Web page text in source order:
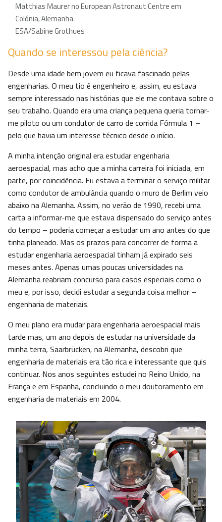
Matthias Maurer no European Astronaut Centre em
Colónia, Alemanha
ESA/Sabine Grothues
Quando se interessou pela ciência?
Desde uma idade bem jovem eu ficava fascinado pelas
engenharias. O meu tio é engenheiro e, assim, eu estava
sempre interessado nas histórias que ele me contava sobre o
seu trabalho. Quando era uma criança pequena queria tornar-
me piloto ou um condutor de carro de corrida Fórmula 1 –
pelo que havia um interesse técnico desde o início.
A minha intenção original era estudar engenharia
aeroespacial, mas acho que a minha carreira foi iniciada, em
parte, por coincidência. Eu estava a terminar o serviço militar
como condutor de ambulância quando o muro de Berlim veio
abaixo na Alemanha. Assim, no verão de 1990, recebi uma
carta a informar-me que estava dispensado do serviço antes
do tempo – poderia começar a estudar um ano antes do que
tinha planeado. Mas os prazos para concorrer de forma a
estudar engenharia aeroespacial tinham já expirado seis
meses antes. Apenas umas poucas universidades na
Alemanha reabriam concurso para casos especiais como o
meu e, por isso, decidi estudar a segunda coisa melhor –
engenharia de materiais.
O meu plano era mudar para engenharia aeroespacial mais
tarde mas, um ano depois de estudar na universidade da
minha terra, Saarbrücken, na Alemanha, descobri que
engenharia de materiais era tão rica e interessante que quis
continuar. Nos anos seguintes estudei no Reino Unido, na
França e em Espanha, concluindo o meu doutoramento em
engenharia de materiais em 2004.